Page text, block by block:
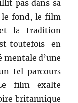
pas dans sa
le fond, le film
la tradition
toutefois en
mentale d’une
tel parcours
film exalte
britannique